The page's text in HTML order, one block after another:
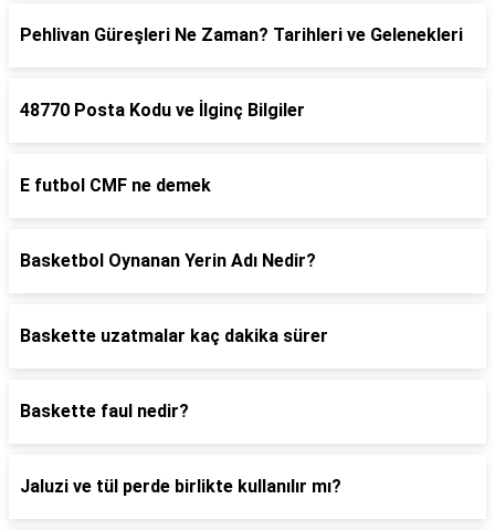
Pehlivan Güreşleri Ne Zaman? Tarihleri ve Gelenekleri
48770 Posta Kodu ve İlginç Bilgiler
E futbol CMF ne demek
Basketbol Oynanan Yerin Adı Nedir?
Baskette uzatmalar kaç dakika sürer
Baskette faul nedir?
Jaluzi ve tül perde birlikte kullanılır mı?